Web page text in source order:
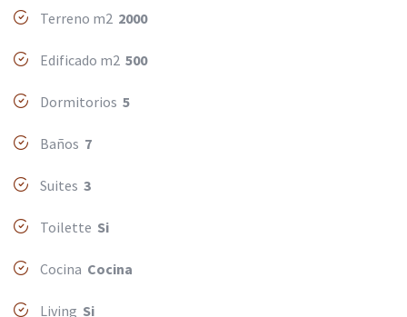
Terreno m2 2000
Edificado m2 500
Dormitorios 5
Baños 7
Suites 3
Toilette Si
Cocina Cocina
Living Si